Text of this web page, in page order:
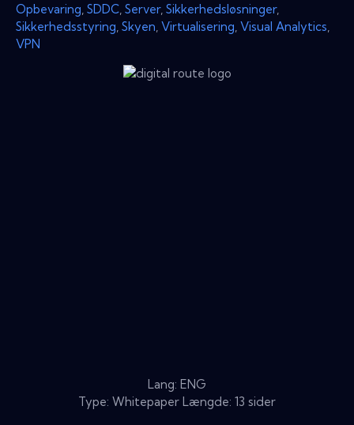
Opbevaring SDDC Server, Sikkerhedsløsninger,
Sikkerhedsstyring Skyen Virtualisering Visual Analytics
VPN
Lang: ENG
Type: Whitepaper Længde: 13 sider